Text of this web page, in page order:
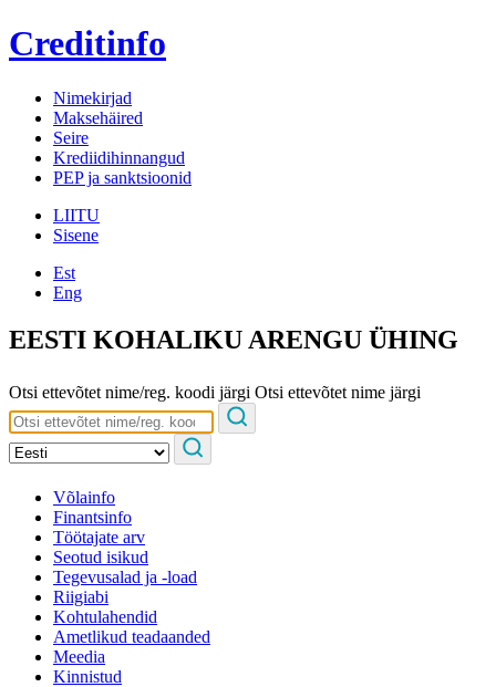
Creditinfo
Nimekirjad
Maksehäired
Seire
Krediidihinnangud
PEP ja sanktsioonid
LIITU
Sisene
Est
Eng
EESTI KOHALIKU ARENGU ÜHING
Otsi ettevõtet nime/reg. koodi järgi Otsi ettevõtet nime järgi
Võlainfo
Finantsinfo
Töötajate arv
Seotud isikud
Tegevusalad ja -load
Riigiabi
Kohtulahendid
Ametlikud teadaanded
Meedia
Kinnistud